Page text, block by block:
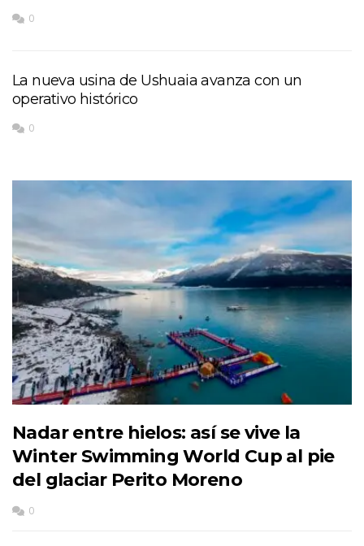
0
La nueva usina de Ushuaia avanza con un
operativo histórico
0
Nadar entre hielos: así se vive la
Winter Swimming World Cup al pie
del glaciar Perito Moreno
0